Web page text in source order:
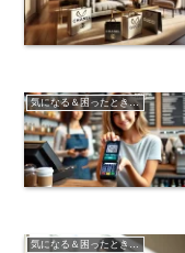
気になる＆困ったときの知識
気になる＆困ったときの知識